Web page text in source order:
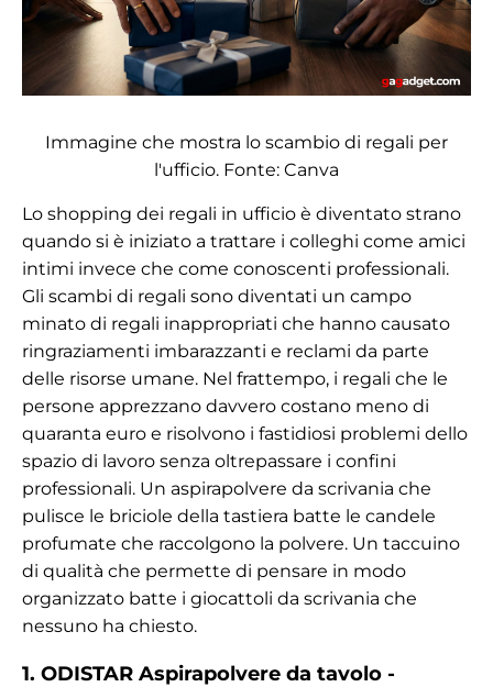
Immagine che mostra lo scambio di regali per
l'ufficio. Fonte: Canva
Lo shopping dei regali in ufficio è diventato strano
quando si è iniziato a trattare i colleghi come amici
intimi invece che come conoscenti professionali.
Gli scambi di regali sono diventati un campo
minato di regali inappropriati che hanno causato
ringraziamenti imbarazzanti e reclami da parte
delle risorse umane. Nel frattempo, i regali che le
persone apprezzano davvero costano meno di
quaranta euro e risolvono i fastidiosi problemi dello
spazio di lavoro senza oltrepassare i confini
professionali. Un aspirapolvere da scrivania che
pulisce le briciole della tastiera batte le candele
profumate che raccolgono la polvere. Un taccuino
di qualità che permette di pensare in modo
organizzato batte i giocattoli da scrivania che
nessuno ha chiesto.
1. ODISTAR Aspirapolvere da tavolo -